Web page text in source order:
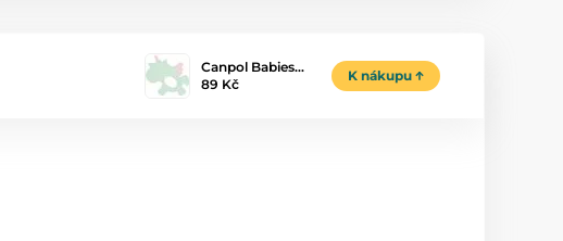
Canpol Babies…
89 Kč
K nákupu